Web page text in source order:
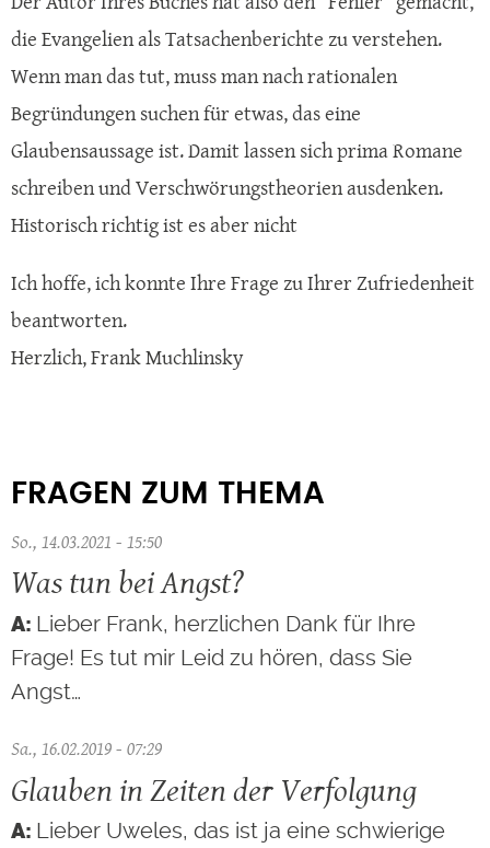
die Evangelien als Tatsachenberichte zu verstehen.
Wenn man das tut, muss man nach rationalen
Begründungen suchen für etwas, das eine
Glaubensaussage ist. Damit lassen sich prima Romane
schreiben und Verschwörungstheorien ausdenken.
Historisch richtig ist es aber nicht
Ich hoffe, ich konnte Ihre Frage zu Ihrer Zufriedenheit
beantworten.
Herzlich, Frank Muchlinsky
FRAGEN ZUM THEMA
So., 14.03.2021 - 15:50
Was tun bei Angst?
Lieber Frank, herzlichen Dank für Ihre
Frage! Es tut mir Leid zu hören, dass Sie
Angst…
Sa., 16.02.2019 - 07:29
Glauben in Zeiten der Verfolgung
Lieber Uweles, das ist ja eine schwierige